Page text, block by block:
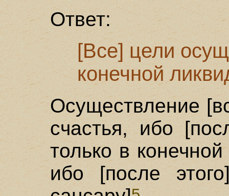
Ответ:
[Все] цели
конечной
Осуществление
счастья, ибо
только в
ибо [после